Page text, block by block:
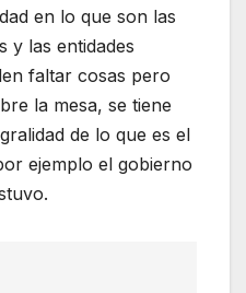
en lo que son las
y las entidades
faltar cosas pero
la mesa, se tiene
de lo que es el
ejemplo el gobierno